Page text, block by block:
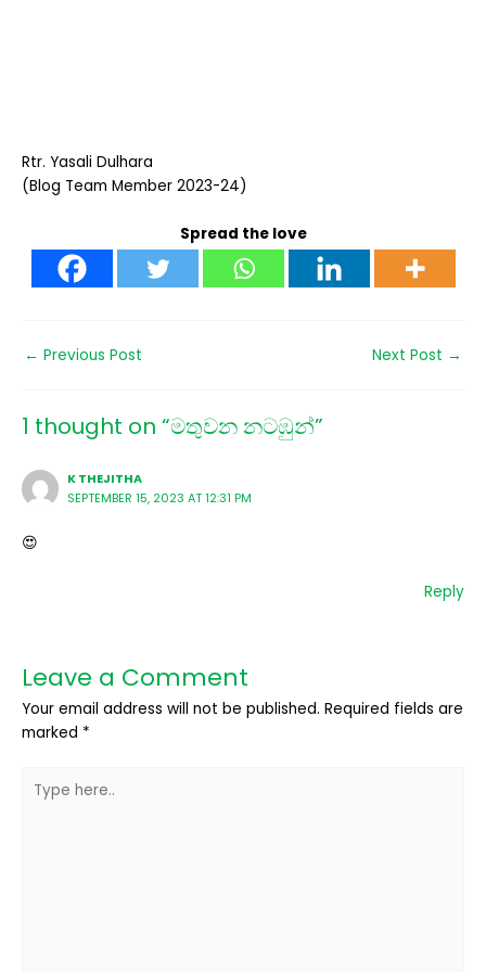
Rtr. Yasali Dulhara
(Blog Team Member 2023-24)
Spread the love
← Previous Post Next Post →
1 thought on “මතුවන නටඹුන්”
K THEJITHA
SEPTEMBER 15, 2023 AT 12:31 PM
😍
Reply
Leave a Comment
Your email address will not be published. Required fields are
marked *
here..